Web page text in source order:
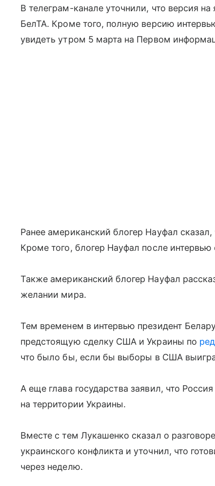
В телеграм-канале уточнили, что версия
БелТА. Кроме того, полную версию
увидеть утром 5 марта на Первом
Ранее американский блогер Науфал
Кроме того, блогер Науфал после
Также американский блогер Науфал
желании мира.
Тем временем в интервью президент
предстоящую сделку США и Украины по
что было бы, если бы выборы в США
А еще глава государства заявил, что
на территории Украины.
Вместе с тем Лукашенко сказал о
украинского конфликта и уточнил, что
через неделю.